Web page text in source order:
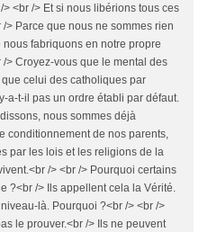
<br /> Et si nous libérions tous ces
> Parce que nous ne sommes rien
fabriquons en notre propre
/> Croyez-vous que le mental des
celui des catholiques par
a-t-il pas un ordre établi par défaut.
nous sommes déjà
conditionnement de nos parents,
par les lois et les religions de la
/> <br /> Pourquoi certains
?<br /> Ils appellent cela la Vérité.
là. Pourquoi ?<br /> <br />
le prouver.<br /> Ils ne peuvent